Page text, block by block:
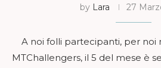
by Lara 27
A noi folli partecipanti, per noi
MTChallengers, il 5 del mese è